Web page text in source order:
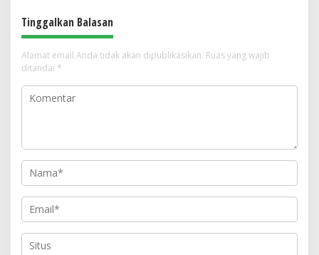
Tinggalkan Balasan
Alamat email Anda tidak akan dipublikasikan. Ruas yang wajib
ditandai *